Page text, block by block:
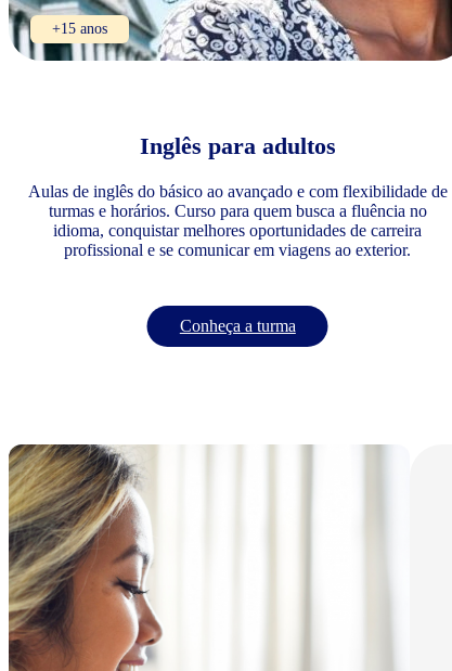
+15 anos
Inglês para adultos
Aulas de inglês do básico ao avançado e com flexibilidade de
turmas e horários. Curso para quem busca a fluência no
idioma, conquistar melhores oportunidades de carreira
profissional e se comunicar em viagens ao exterior.
Conheça a turma